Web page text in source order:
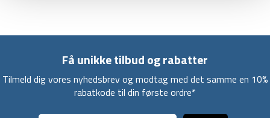
Få unikke tilbud og rabatter
Tilmeld dig vores nyhedsbrev og modtag med det samme en 10%
rabatkode til din første ordre*